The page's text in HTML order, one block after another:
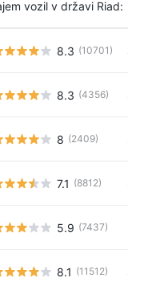
vozil v državi Riad:
8.3 (10701)
8.3 (4356)
8 (2409)
7.1 (8812)
5.9 (7437)
8.1 (11512)